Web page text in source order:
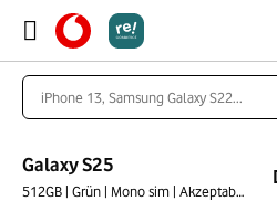
Galaxy S25
512GB | Grün | Mono sim | Akzeptabler Zustand